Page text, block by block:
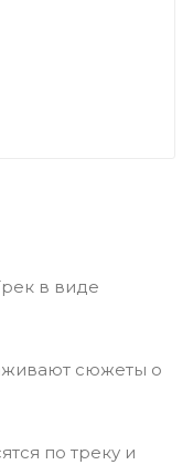
в виде
сюжеты о
по треку и